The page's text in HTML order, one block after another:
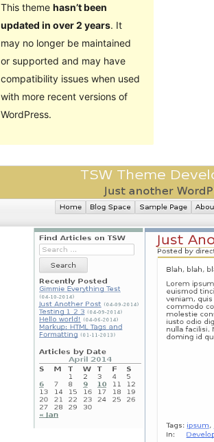
This theme hasn’t been
updated in over 2 years. It
may no longer be maintained
or supported and may have
compatibility issues when used
with more recent versions of
WordPress.